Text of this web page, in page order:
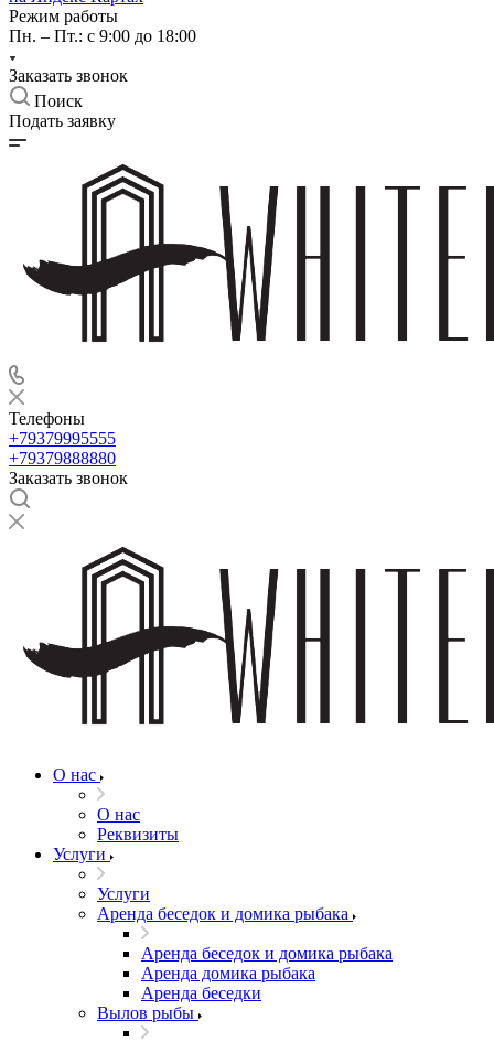
Режим работы
Пн. – Пт.: с 9:00 до 18:00
Заказать звонок
Поиск
Подать заявку
Телефоны
+79379995555
+79379888880
Заказать звонок
О нас
О нас
Реквизиты
Услуги
Услуги
Аренда беседок и домика рыбака
Аренда беседок и домика рыбака
Аренда домика рыбака
Аренда беседки
Вылов рыбы